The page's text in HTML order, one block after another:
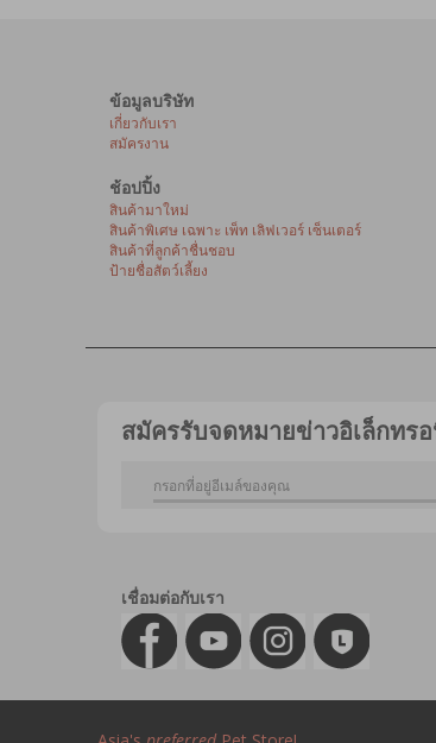
ข้อมูลบริษัท
เกี่ยวกับเรา
สมัครงาน
ช้อปปิ้ง
สินค้ามาใหม่
สินค้าพิเศษ เฉพาะ เพ็ท เลิฟเวอร์ เซ็นเตอร์
สินค้าที่ลูกค้าชื่นชอบ
ป้ายชื่อสัตว์เลี้ยง
สมัครรับจดหมายข่าวอิเล็กทร
เชื่อมต่อกับเรา